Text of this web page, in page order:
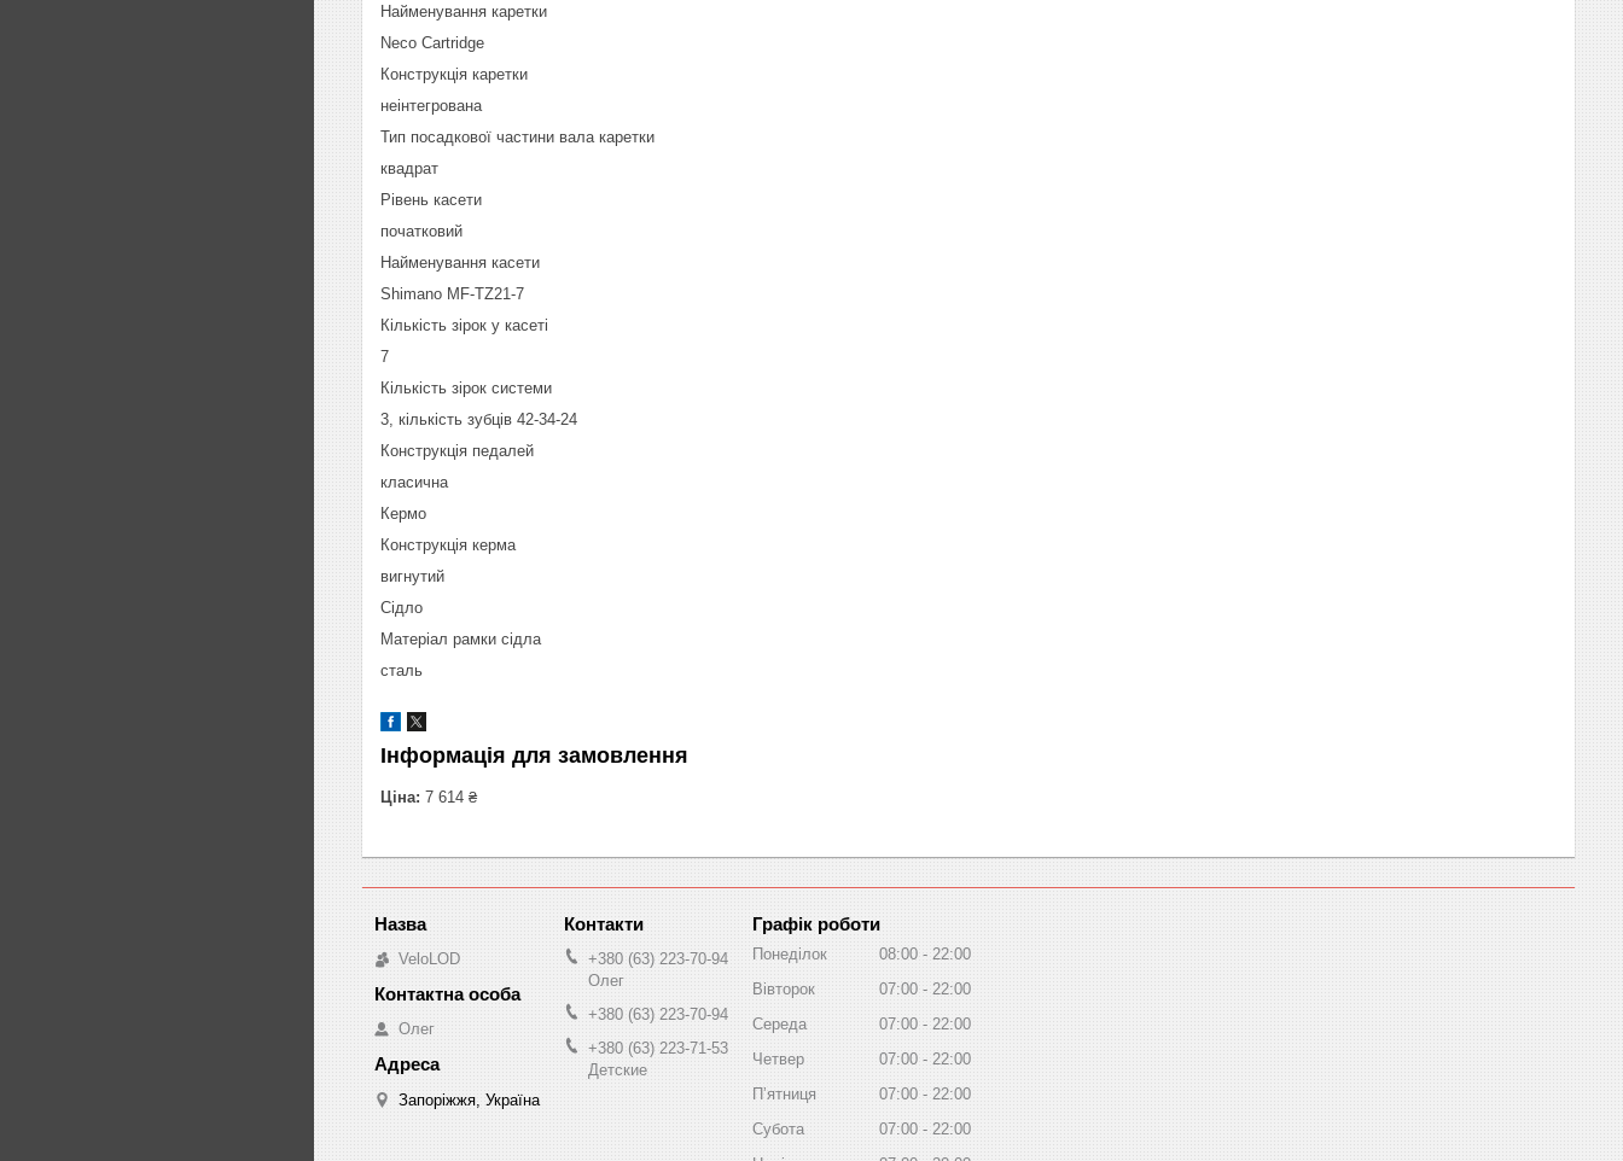
Найменування каретки
Neco Cartridge
Конструкція каретки
неінтегрована
Тип посадкової частини вала каретки
квадрат
Рівень касети
початковий
Найменування касети
Shimano MF-TZ21-7
Кількість зірок у касеті
7
Кількість зірок системи
3, кількість зубців 42-34-24
Конструкція педалей
класична
Кермо
Конструкція керма
вигнутий
Сідло
Матеріал рамки сідла
сталь
Інформація для замовлення
Ціна: 7 614 ₴
VeloLOD
Олег
Запоріжжя, Україна
+380 (63) 223-70-94
Олег
+380 (63) 223-70-94
+380 (63) 223-71-53
Детские
Графік роботи
Понеділок 08:00
22:00
Вівторок
07:00
22:00
Середа
07:00
22:00
Четвер
07:00
22:00
Пʼятниця
07:00
22:00
Субота
07:00
22:00